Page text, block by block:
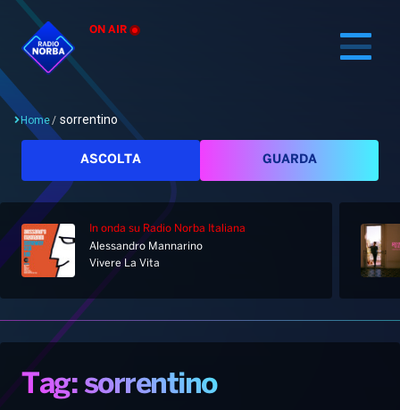
ON AIR
Home
Palinsesto
Hit Dance
Giochi&Concorsi
Notizie
Locali
Playlist
Gallery
Home/ sorrentino
ASCOLTA GUARDA
In onda su Radio Norba Italiana
Alessandro Mannarino
Vivere La Vita
Tag: sorrentino